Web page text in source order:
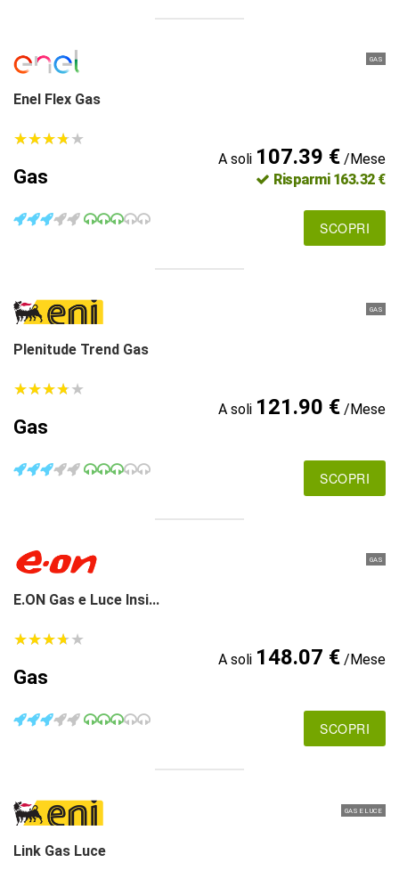
GAS
Enel Flex Gas
★★★★★
★★★★★
Gas
A soli 107.39 €/Mese
Risparmi 163.32 €
SCOPRI
GAS
Plenitude Trend Gas
★★★★★
★★★★★
Gas
A soli 121.90 €/Mese
SCOPRI
GAS
E.ON Gas e Luce Insi...
★★★★★
★★★★★
Gas
A soli 148.07 €/Mese
SCOPRI
GAS E LUCE
Link Gas Luce